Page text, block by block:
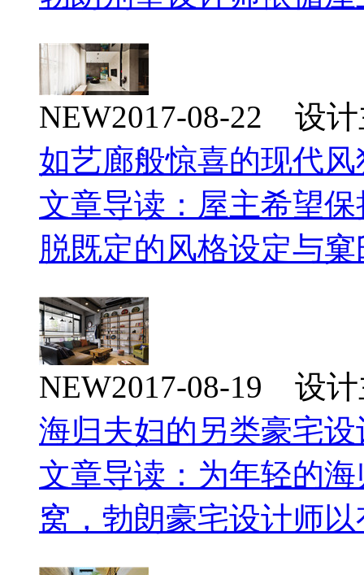
NEW2017-08-22 设
如艺廊般惊喜的现代
文章导读：屋主希望
脱既定的风格设定与
NEW2017-08-19 设
海归夫妇的另类豪宅
文章导读：为年轻的
窝，勃朗豪宅设计师